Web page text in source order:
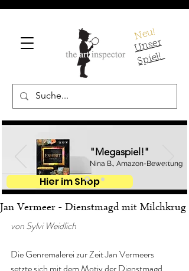
Neu!
U
ns
er
S
pi
el!
"Megaspiel!"
Nina B., Amazon-Bewertung
Hier im Shop
Jan Vermeer - Dienstmagd mit Milchkrug
von Sylvi Weidlich
Die Genremalerei zur Zeit Jan Vermeers